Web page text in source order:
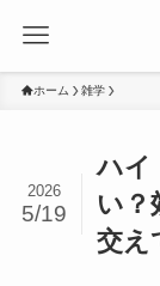
ホーム 雑学
ハイ
い？
交え
2026
5/19